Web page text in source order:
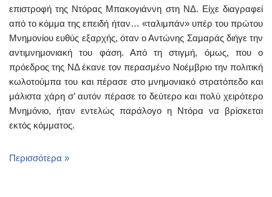
επιστροφή της Ντόρας Μπακογιάννη στη ΝΔ. Είχε διαγραφεί
από το κόμμα της επειδή ήταν… «ταλιμπάν» υπέρ του πρώτου
Μνημονίου ευθύς εξαρχής, όταν ο Αντώνης Σαμαράς διήγε την
αντιμνημονιακή του φάση. Από τη στιγμή, όμως, που ο
πρόεδρος της ΝΔ έκανε τον περασμένο Νοέμβριο την πολιτική
κωλοτούμπα του και πέρασε στο μνημονιακό στρατόπεδο και
μάλιστα χάρη σ’ αυτόν πέρασε το δεύτερο και πολύ χειρότερο
Μνημόνιο, ήταν εντελώς παράλογο η Ντόρα να βρίσκεται
εκτός κόμματος.
Περισσότερα »